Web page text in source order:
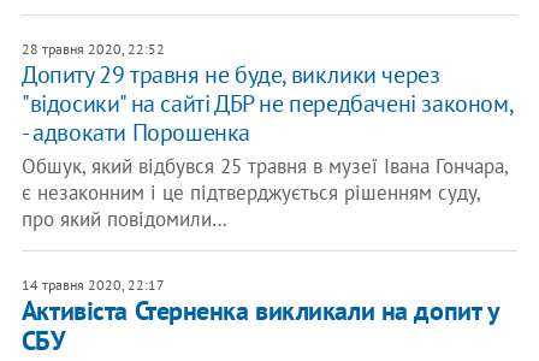
28 травня 2020, 22:52
​Допиту 29 травня не буде, виклики через
"відосики" на сайті ДБР не передбачені законом,
- адвокати Порошенка
Обшук, який відбувся 25 травня в музеї Івана Гончара,
є незаконним і це підтверджується рішенням суду,
про який повідомили…
14 травня 2020, 22:17
Активіста Стерненка викликали на допит у
СБУ